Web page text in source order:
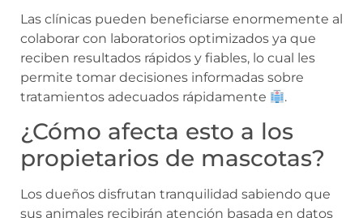
Las clínicas pueden beneficiarse enormemente al
colaborar con laboratorios optimizados ya que
reciben resultados rápidos y fiables, lo cual les
permite tomar decisiones informadas sobre
tratamientos adecuados rápidamente
.
¿Cómo afecta esto a los
propietarios de mascotas?
Los dueños disfrutan tranquilidad sabiendo que
sus animales recibirán atención basada en datos